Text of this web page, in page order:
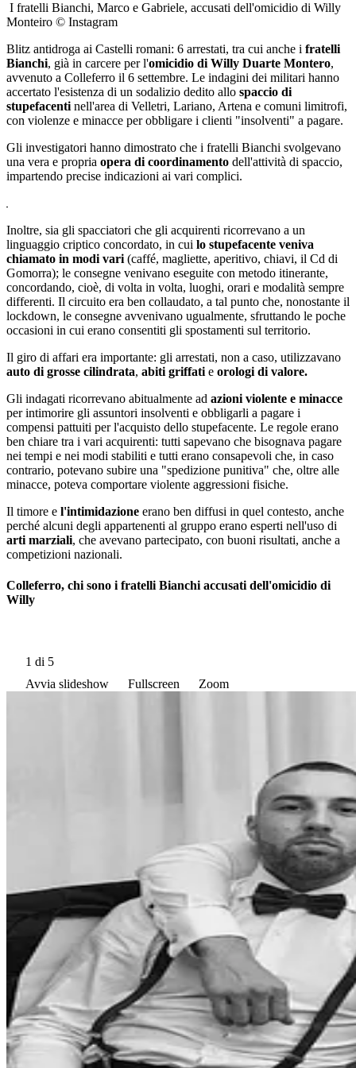
I fratelli Bianchi, Marco e Gabriele, accusati dell'omicidio di Willy
Monteiro © Instagram
Blitz antidroga ai Castelli romani: 6 arrestati, tra cui anche i fratelli
Bianchi, già in carcere per l'omicidio di Willy Duarte Montero,
avvenuto a Colleferro il 6 settembre. Le indagini dei militari hanno
accertato l'esistenza di un sodalizio dedito allo spaccio di
stupefacenti nell'area di Velletri, Lariano, Artena e comuni limitrofi,
con violenze e minacce per obbligare i clienti "insolventi" a pagare.
Gli investigatori hanno dimostrato che i fratelli Bianchi svolgevano
una vera e propria opera di coordinamento dell'attività di spaccio,
impartendo precise indicazioni ai vari complici.
Inoltre, sia gli spacciatori che gli acquirenti ricorrevano a un
linguaggio criptico concordato, in cui lo stupefacente veniva
chiamato in modi vari (caffé, magliette, aperitivo, chiavi, il Cd di
Gomorra); le consegne venivano eseguite con metodo itinerante,
concordando, cioè, di volta in volta, luoghi, orari e modalità sempre
differenti. Il circuito era ben collaudato, a tal punto che, nonostante il
lockdown, le consegne avvenivano ugualmente, sfruttando le poche
occasioni in cui erano consentiti gli spostamenti sul territorio.
Il giro di affari era importante: gli arrestati, non a caso, utilizzavano
auto di grosse cilindrata, abiti griffati e orologi di valore.
Gli indagati ricorrevano abitualmente ad azioni violente e minacce
per intimorire gli assuntori insolventi e obbligarli a pagare i
compensi pattuiti per l'acquisto dello stupefacente. Le regole erano
ben chiare tra i vari acquirenti: tutti sapevano che bisognava pagare
nei tempi e nei modi stabiliti e tutti erano consapevoli che, in caso
contrario, potevano subire una "spedizione punitiva" che, oltre alle
minacce, poteva comportare violente aggressioni fisiche.
Il timore e l'intimidazione erano ben diffusi in quel contesto, anche
perché alcuni degli appartenenti al gruppo erano esperti nell'uso di
arti marziali, che avevano partecipato, con buoni risultati, anche a
competizioni nazionali.
Colleferro, chi sono i fratelli Bianchi accusati dell'omicidio di
Willy
1 di 5
Avvia slideshow
Fullscreen Zoom